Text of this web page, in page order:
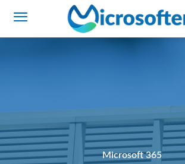
Microsoft 365